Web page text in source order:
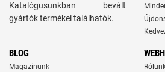
Katalógusunkban bevált
gyártók termékei találhatók.
BLOG
Magazinunk